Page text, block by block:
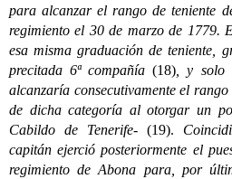
para alcanzar el rango de teniente
regimiento el 30 de marzo de 1779.
esa misma graduación de teniente,
precitada 6ª compañía(18) , y solo
alcanzaría consecutivamente el
de dicha categoría al otorgar un
Cabildo de Tenerife- (19).
capitán ejerció posteriormente el
regimiento de Abona para, por